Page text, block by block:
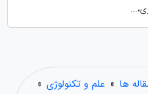
ها » علم و تکنولوژی »